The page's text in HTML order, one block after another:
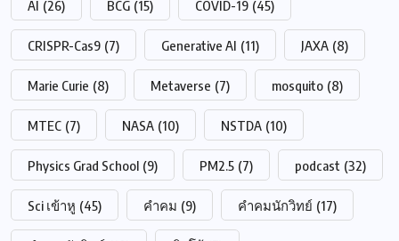
AI (26) BCG (15) COVID-19 (45)
CRISPR-Cas9 (7) Generative AI (11) JAXA (8)
Marie Curie (8) Metaverse (7) mosquito (8)
MTEC (7) NASA (10) NSTDA (10)
Physics Grad School (9) PM2.5 (7) podcast (32)
Sci เข้าหู (45) คำคม (9) คำคมนักวิทย์ (17)